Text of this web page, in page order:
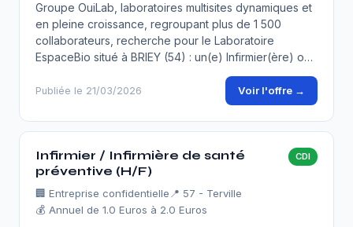
Groupe OuiLab, laboratoires multisites dynamiques et
en pleine croissance, regroupant plus de 1 500
collaborateurs, recherche pour le Laboratoire
EspaceBio situé à BRIEY (54) : un(e) Infirmier(ère) o…
Publiée le 21/03/2026 Voir l'offre →
Infirmier / Infirmière de santé
préventive (H/F)
CDI
🏢 Entreprise confidentielle 📍 57 - Terville
💰 Annuel de 1.0 Euros à 2.0 Euros